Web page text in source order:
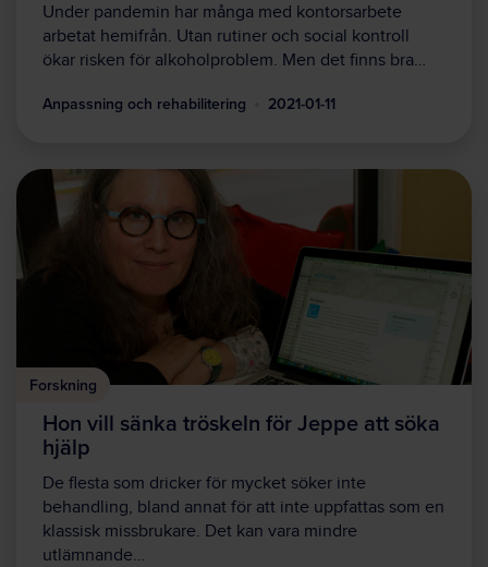
Under pandemin har många med kontorsarbete
arbetat hemifrån. Utan rutiner och social kontroll
ökar risken för alkoholproblem. Men det finns bra…
Anpassning och rehabilitering 2021-01-11
Forskning
Hon vill sänka tröskeln för Jeppe att söka
hjälp
De flesta som dricker för mycket söker inte
behandling, bland annat för att inte uppfattas som en
klassisk missbrukare. Det kan vara mindre
utlämnande…